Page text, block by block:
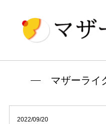
マザーライ
2022/09/20